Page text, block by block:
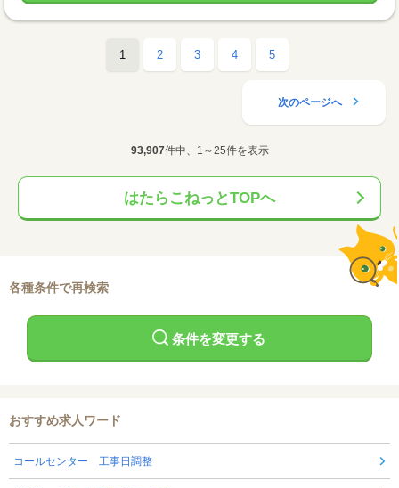
1 2 3 4 5
次のページへ
93,907件中、1～25件を表示
はたらこねっとTOPへ
各種条件で再検索
条件を変更する
おすすめ求人ワード
コールセンター 工事日調整